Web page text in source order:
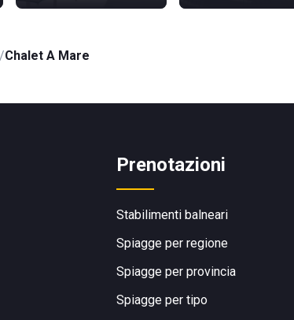
Chalet A Mare
Prenotazioni
Stabilimenti balneari
Spiagge per regione
Spiagge per provincia
Spiagge per tipo